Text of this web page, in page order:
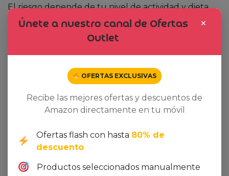
El riesgo depende de tu nivel de actividad y dieta
global. Si mantienes un entrenamiento de fuerza y
calórico se destinará al músculo.
Serious Mass destaca por su alta densidad calórica,
inclusión de creatina y amplio perfil de
micronutrientes, algo que muchos competidores no
Veredicto Final: ¿Merece la pena?
Después de evaluar su composición, precio y la
×
Únete a nuestro canal de Ofertas
Outlet
OFERTAS EXCLUSIVAS
Recibe las mejores ofertas y descuentos de
Amazon directamente en tu móvil
Ofertas flash con hasta 80% de
descuento
Productos seleccionados manualmente